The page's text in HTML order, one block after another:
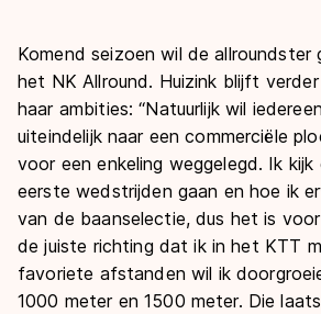
Komend seizoen wil de allroundster
het NK Allround. Huizink blijft
haar ambities: “Natuurlijk wil
uiteindelijk naar een commerciële
voor een enkeling weggelegd. Ik
eerste wedstrijden gaan en hoe ik
van de baanselectie, dus het is
de juiste richting dat ik in het KTT
favoriete afstanden wil ik
1000 meter en 1500 meter. Die